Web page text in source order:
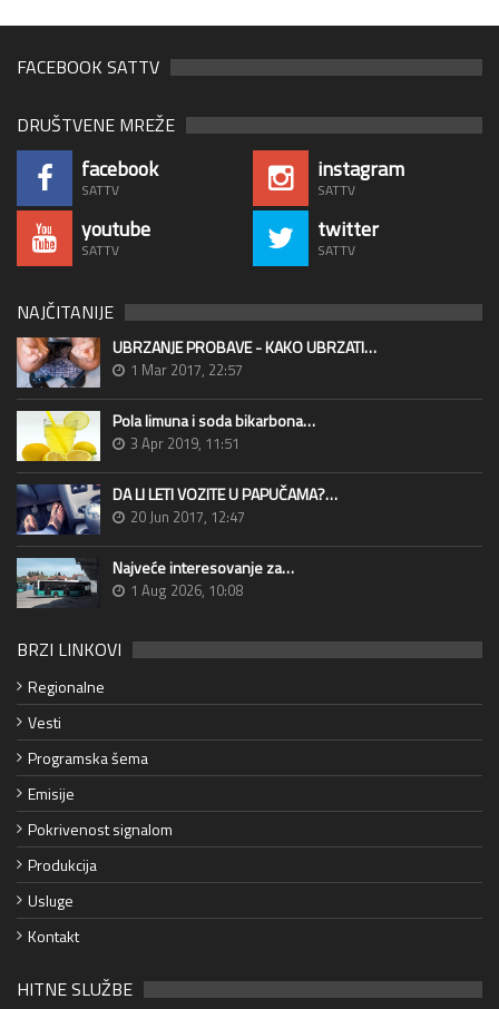
FACEBOOK SATTV
DRUŠTVENE MREŽE
facebook
SATTV
instagram
SATTV
youtube
SATTV
twitter
SATTV
NAJČITANIJE
UBRZANJE PROBAVE - KAKO UBRZATI…
1 Mar 2017, 22:57
Pola limuna i soda bikarbona…
3 Apr 2019, 11:51
DA LI LETI VOZITE U PAPUČAMA?…
20 Jun 2017, 12:47
Najveće interesovanje za…
1 Aug 2026, 10:08
BRZI LINKOVI
Regionalne
Vesti
Programska šema
Emisije
Pokrivenost signalom
Produkcija
Usluge
Kontakt
HITNE SLUŽBE